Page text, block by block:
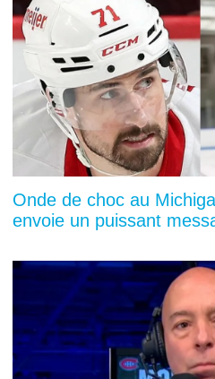
Onde de choc au
envoie un puissant